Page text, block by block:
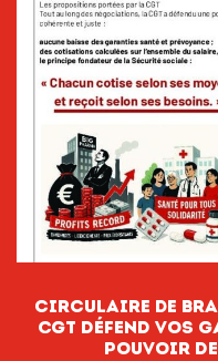
circulaire de
CGT DÉFEND VOS
POUVOIR